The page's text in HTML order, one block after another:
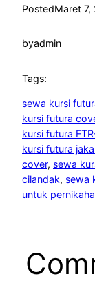
PostedMaret 7,
byadmin
Tags:
sewa kursi
kursi futura
kursi futura
kursi futura
cover, sewa
cilandak, sewa
untuk